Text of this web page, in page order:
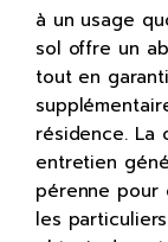
à un usage
sol offre un
tout en
résidence. La
entretien
pérenne
les